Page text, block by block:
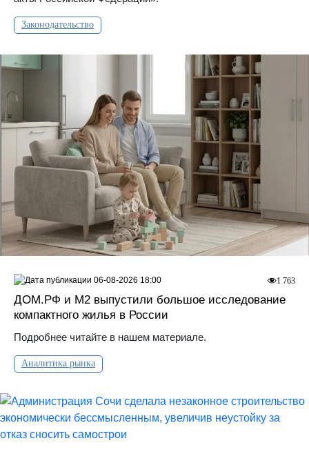
Законодательство
ДOМ.PФ и М2 выпустили большое исследование
компактного жилья в России
Подробнее читайте в нашем материале.
Аналитика рынка
1 763
06-08-2026 18:00